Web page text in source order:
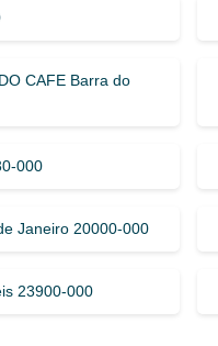
CAFE Barra do
000
Janeiro 20000-000
23900-000